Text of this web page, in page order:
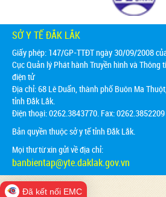
SỞ Y TẾ ĐẮK LẮK
Giấy phép: 147/GP-TTĐT ngày 30/09/2008
Cục Quản lý Phát hành Truyền hình và Thông
điện tử
Địa chỉ:68 Lê Duẩn, thành phố Buôn Ma Thuột,
tỉnh Đắk Lắk.
Điện thoại: 0262.3843770. Fax: 0262.3852209
Bản quyền thuộc sở y tế tỉnh Đắk Lắk.
Mọi thư từ xin gửi về địa chỉ:
banbientap@yte.daklak.gov.vn
Đã kết nối EMC